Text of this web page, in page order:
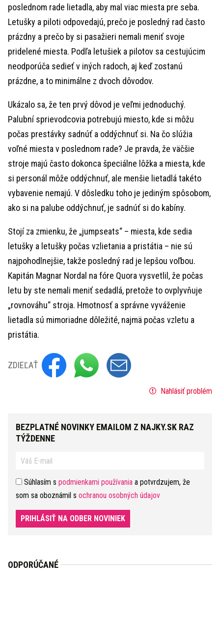
poslednom rade lietadla, aby mal viac miesta pre seba.
Letušky a piloti odpovedajú, prečo je posledný rad často
prázdny a prečo by si pasažieri nemali meniť svoje
pridelené miesta. Podľa letušiek a pilotov sa cestujúcim
neodporúča sedieť v iných radoch, aj keď zostanú
prázdne, a to minimálne z dvoch dôvodov.
Ukázalo sa, že ten prvý dôvod je veľmi jednoduchý.
Palubní sprievodcovia potrebujú miesto, kde si môžu
počas prestávky sadnúť a oddýchnuť si. Na čo slúžia
voľné miesta v poslednom rade? Je pravda, že väčšie
stroje majú často dokonca špeciálne lôžka a miesta, kde
si personál môže oddýchnuť, ale menšie lietadlá takéto
vybavenie nemajú. V dôsledku toho je jediným spôsobom,
ako si na palube oddýchnuť, je sadnúť si do kabíny.
Stojí za zmienku, že „jumpseats“ – miesta, kde sedia
letušky a letušky počas vzlietania a pristátia – nie sú
najpohodlnejšie, takže posledný rad je lepšou voľbou.
Kapitán Magnar Nordal na fóre Quora vysvetlil, že počas
letu by ste nemali meniť sedadlá, pretože to ovplyvňuje
„rovnováhu“ stroja. Hmotnosť a správne vyváženie
lietadla sú mimoriadne dôležité, najmä počas vzletu a
pristátia.
ZDIEĽAŤ
Nahlásiť problém
BEZPLATNÉ NOVINKY EMAILOM Z NAJKY.SK RAZ
TÝŽDENNE
Súhlasím s podmienkami používania a potvrdzujem, že
som sa oboznámil s ochranou osobných údajov
PRIHLÁSIŤ NA ODBER NOVINIEK
ODPORÚČANÉ